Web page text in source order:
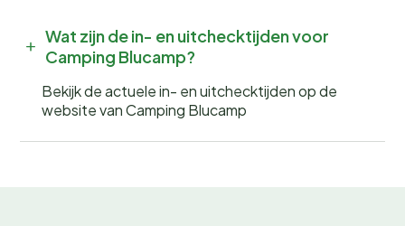
periodes zijn snel volgeboekt.
Wat zijn de in- en uitchecktijden voor
Camping Blucamp?
Bekijk de actuele in- en uitchecktijden op de
website van Camping Blucamp